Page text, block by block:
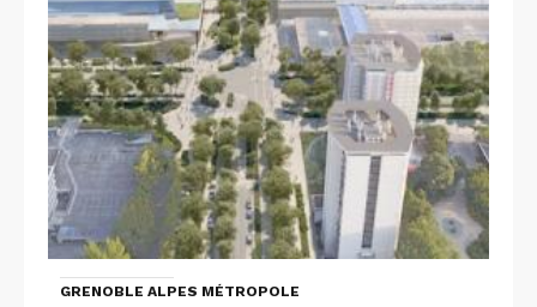
GRENOBLE ALPES MÉTROPOLE